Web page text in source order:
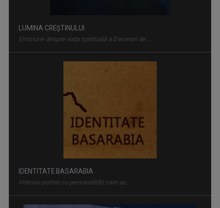
LUMINA CREȘTINULUI
Emisiune despre viaţa spirituală a Diecezei de ...
IDENTITATE BASARABIA
Interviu-portret cu personalități care au ...